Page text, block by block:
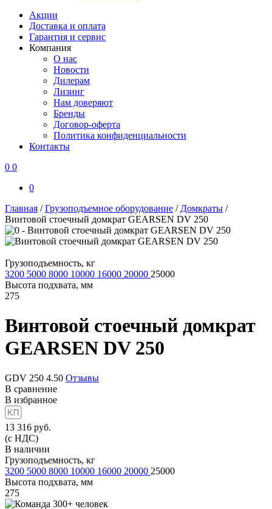
Акции
Доставка и оплата
Гарантия и сервис
Компания
О нас
Новости
Дилерам
Лизинг
Нам доверяют
Бренды
Договор-оферта
Политика конфиденциальности
Контакты
0 0
0
Главная /Грузоподъемное оборудование / Домкраты /
Винтовой стоечный домкрат GEARSEN DV 250
Грузоподъемность, кг
3200 5000 8000 10000 16000 20000 25000
Высота подхвата, мм
275
Винтовой стоечный домкрат
GEARSEN DV 250
GDV 250 4.50 Отзывы
В сравнение
В избранное
13 316 руб.
(с НДС)
В наличии
Грузоподъемность, кг
3200 5000 8000 10000 16000 20000 25000
Высота подхвата, мм
275